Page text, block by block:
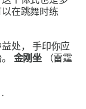
在跳舞时练
益处，手印你应
金刚坐（雷霆